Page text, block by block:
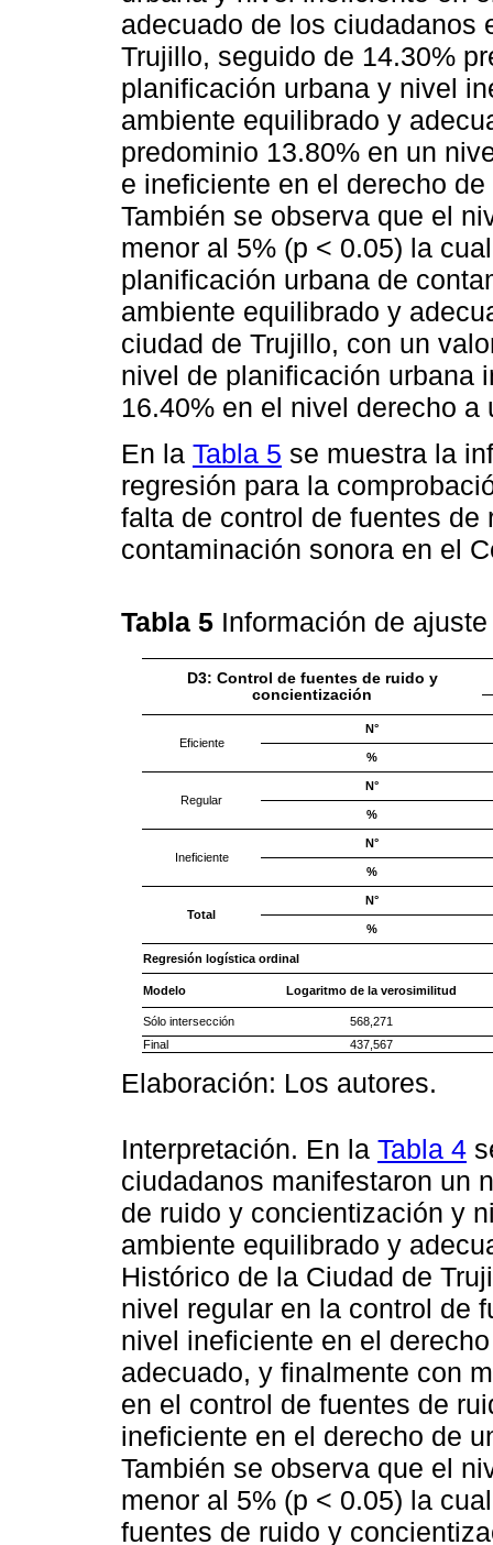
adecuado de los ciudadanos
Trujillo, seguido de 14.30%
planificación urbana y nivel
ambiente equilibrado y
predominio 13.80% en un
e ineficiente en el derecho
También se observa que el
menor al 5% (p < 0.05) la
planificación urbana de
ambiente equilibrado y
ciudad de Trujillo, con un
nivel de planificación urbana
16.40% en el nivel derecho
En la Tabla 5 se muestra la
regresión para la
falta de control de fuentes
contaminación sonora en el
Tabla 5 Información de
D3: Control de fuentes de ruido y
concientización
Eficiente
N°
%
Regular
N°
%
Ineficiente
N°
%
Total
N°
%
Regresión logística ordinal
Modelo Logaritmo de la verosimilitud
Sólo intersección
568,271
Final
437,567
Elaboración: Los autores.
Interpretación. En la Tabla 4
ciudadanos manifestaron un
de ruido y concientización y
ambiente equilibrado y
Histórico de la Ciudad de
nivel regular en la control de
nivel ineficiente en el
adecuado, y finalmente con
en el control de fuentes de
ineficiente en el derecho de
También se observa que el
menor al 5% (p < 0.05) la
fuentes de ruido y